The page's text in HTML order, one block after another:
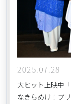
2025.07.28
大ヒット上映中「
なきらめけ！プ